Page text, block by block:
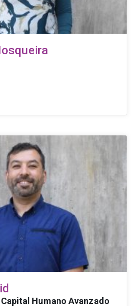
Humano Avanzado